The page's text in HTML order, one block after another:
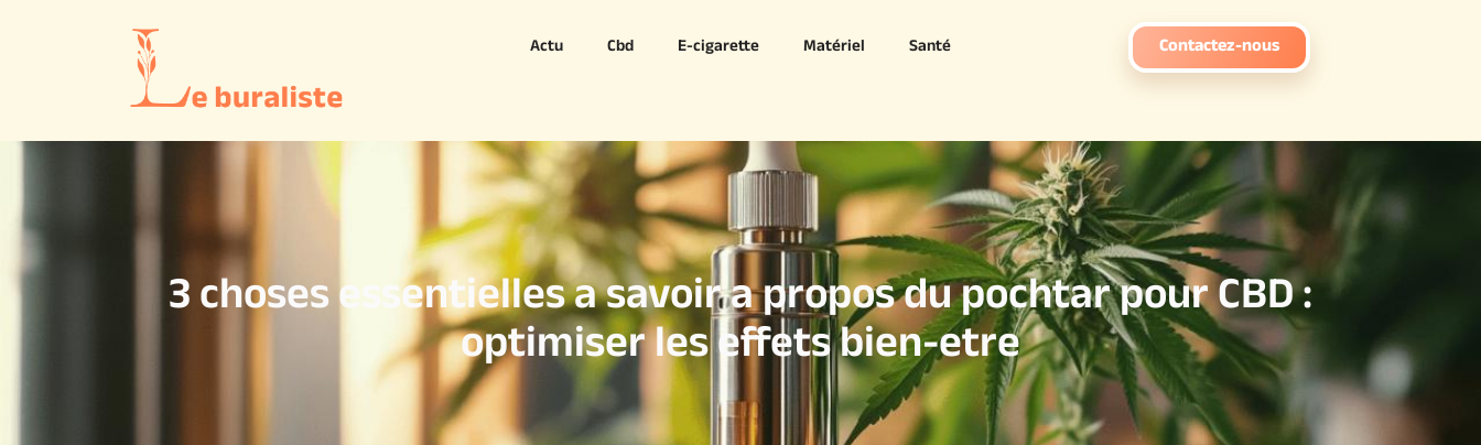
Actu Cbd E-cigarette Matériel Santé Contactez-nous
3 choses essentielles a savoir a propos du pochtar pour CBD :
optimiser les effets bien-etre